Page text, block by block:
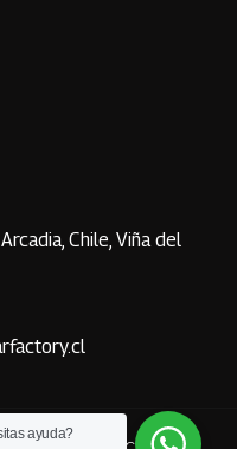
Chile, Viña del
ayuda?